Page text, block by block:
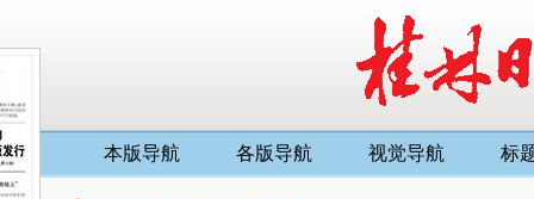
本版导航 各版导航 视觉导航 标